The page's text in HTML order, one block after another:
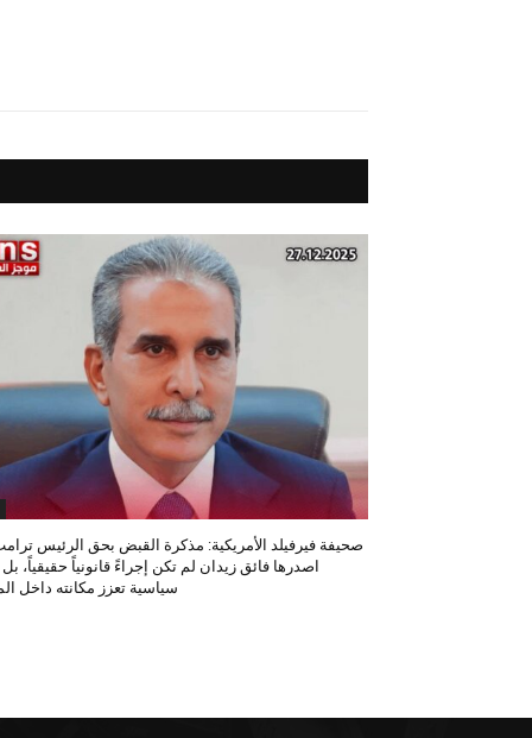
صحيفة فيرفيلد الأمريكية: مذكرة القبض بحق الرئيس
اصدرها فائق زيدان لم تكن إجراءً قانونياً حقيقياً،
سياسية تعزز مكانته داخل